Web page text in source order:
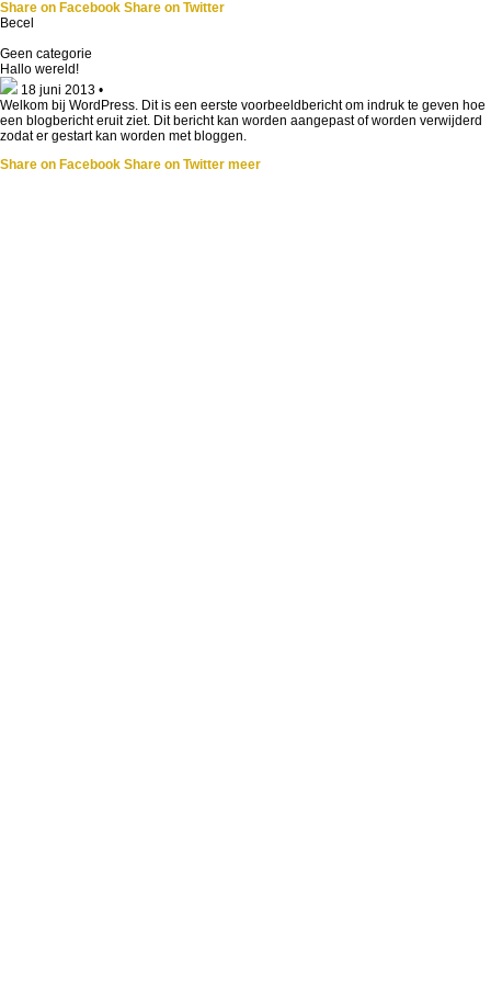
Share on Facebook Share on Twitter
Becel
Geen categorie
Hallo wereld!
18 juni 2013 •
Welkom bij WordPress. Dit is een eerste voorbeeldbericht om indruk te geven hoe
een blogbericht eruit ziet. Dit bericht kan worden aangepast of worden verwijderd
zodat er gestart kan worden met bloggen.
Share on Facebook Share on Twitter meer